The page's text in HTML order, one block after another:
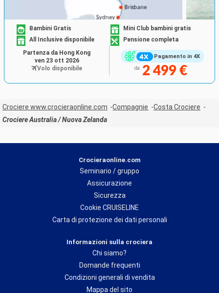
Pagamento in 4X
Bambini Gratis
Mini Club bambini gratis
All Inclusive disponibile
Pensione completa
da 2 499 €
Partenza da Hong Kong
ven 23 ott 2026
Volo disponibile
Crociere www.crocieraonline.com Compagnie
Costa Crociere
Crociere Australia / Nuova Zelanda
Crocieraonline.com
Seminario / gruppo
Assicurazione
Sicurezza
Cookie CRUISELINE
Carta di protezione dei dati personali
Informazioni sulla crociera
Chi siamo?
Domande frequenti
Condizioni generali di vendita
Mappa del sito